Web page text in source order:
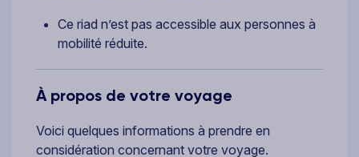
Ce riad n’est pas accessible aux personnes à
mobilité réduite.
À propos de votre voyage
Voici quelques informations à prendre en
considération concernant votre voyage.